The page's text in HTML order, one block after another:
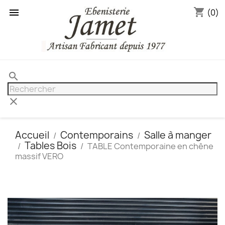
 shopping_cart (0)
search
clear
Accueil Contemporains
Salle à manger
Tables Bois
TABLE Contemporaine en chêne
massif VERO